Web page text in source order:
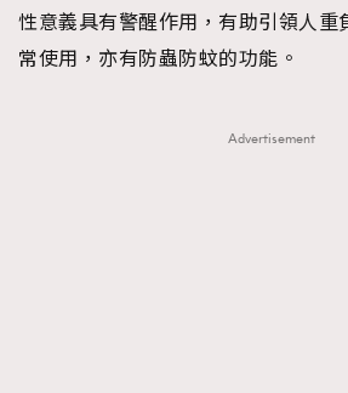
性意義具有警醒作用，有助引領人重
常使用，亦有防蟲防蚊的功能。
Advertisement